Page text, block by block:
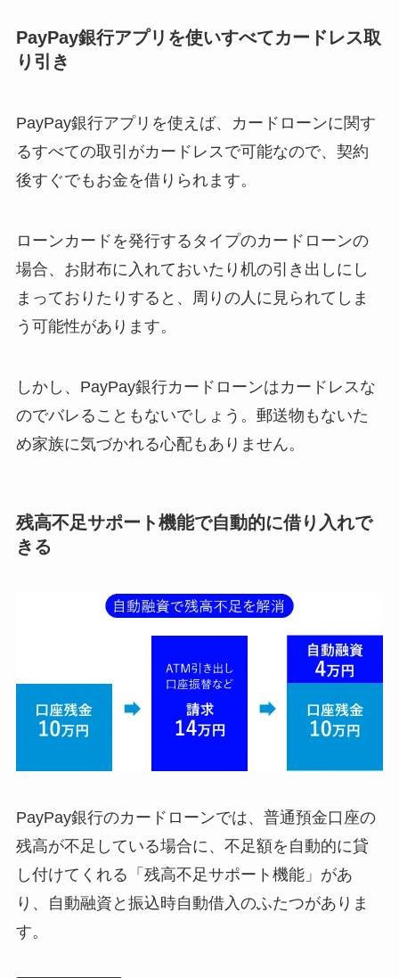
PayPay銀行アプリを使いすべてカードレス取
り引き
PayPay銀行アプリを使えば、カードローンに関す
るすべての取引がカードレスで可能なので、契約
後すぐでもお金を借りられます。
ローンカードを発行するタイプのカードローンの
場合、お財布に入れておいたり机の引き出しにし
まっておりたりすると、周りの人に見られてしま
う可能性があります。
しかし、PayPay銀行カードローンはカードレスな
のでバレることもないでしょう。郵送物もないた
め家族に気づかれる心配もありません。
残高不足サポート機能で自動的に借り入れで
きる
PayPay銀行のカードローンでは、普通預金口座の
残高が不足している場合に、不足額を自動的に貸
し付けてくれる「残高不足サポート機能」があ
り、自動融資と振込時自動借入のふたつがありま
す。